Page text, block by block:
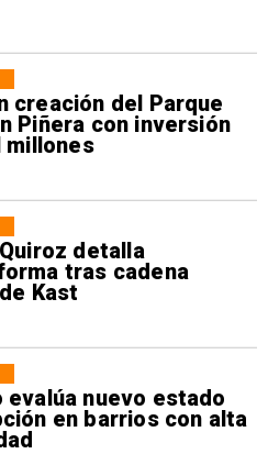
creación del Parque
Piñera con inversión
millones
detalla
tras cadena
Kast
evalúa nuevo estado
en barrios con alta